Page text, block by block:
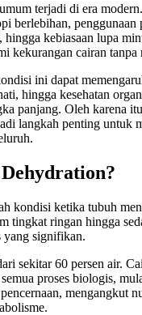
terjadi di era
berlebihan, penggunaan
hingga kebiasaan lupa
kekurangan cairan tanpa
ini dapat
hingga kesehatan
panjang. Oleh karena
langkah penting untuk
kondisi ketika tubuh
tingkat ringan hingga
yang signifikan.
sekitar 60 persen air.
proses biologis,
mengangkut